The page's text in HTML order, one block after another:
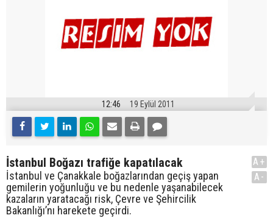
12:46 19 Eylül 2011
İstanbul Boğazı trafiğe kapatılacak
İstanbul ve Çanakkale boğazlarından geçiş yapan
gemilerin yoğunluğu ve bu nedenle yaşanabilecek
kazaların yaratacağı risk, Çevre ve Şehircilik
Bakanlığı’nı harekete geçirdi.
A+
A-